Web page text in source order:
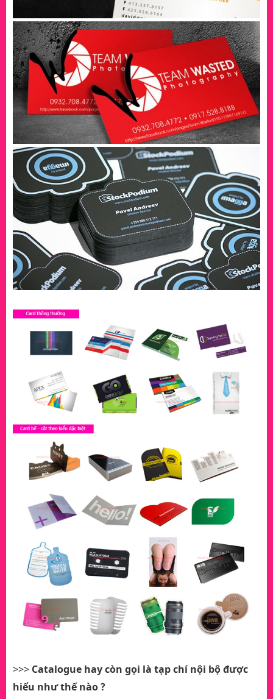
>>> Catalogue hay còn gọi là tạp chí nội bộ được
hiểu như thế nào ?